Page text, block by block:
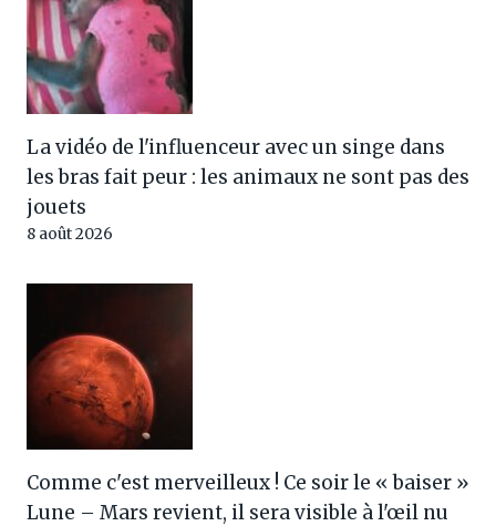
La vidéo de l'influenceur avec un singe dans
les bras fait peur : les animaux ne sont pas des
jouets
8 août 2026
Comme c'est merveilleux ! Ce soir le « baiser »
Lune – Mars revient, il sera visible à l'œil nu